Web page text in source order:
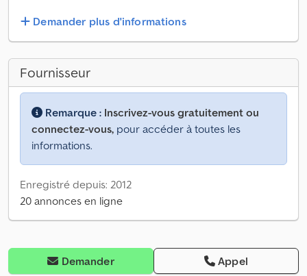
Demander plus d'informations
Fournisseur
Remarque : Inscrivez-vous gratuitement ou
connectez-vous, pour accéder à toutes les
informations.
Enregistré depuis: 2012
20 annonces en ligne
Demander Appel